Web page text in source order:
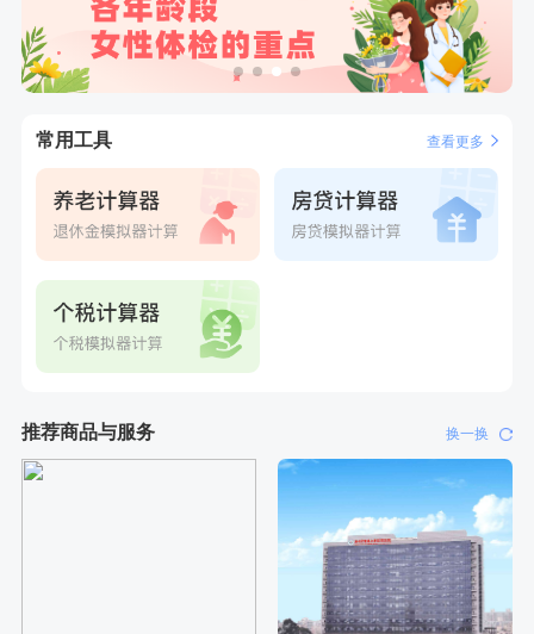
6分钟前 周**
成功预约了男性健康套餐
7分钟前
莫**
成功预约了健康体检一档
7分钟前
购买了汤臣倍健多维男士多种维生素矿物质片1.5g*60片*2
瓶
常用工具 查看更多
推荐商品与服务 换一换